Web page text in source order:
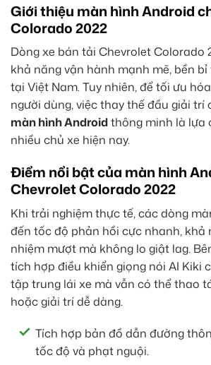
Giới thiệu màn hình Android
Colorado 2022
Dòng xe bán tải Chevrolet Colorado
khả năng vận hành mạnh mẽ, bền
tại Việt Nam. Tuy nhiên, để tối ưu
người dùng, việc thay thế đầu giải trí
màn hình Androidthông minh là lựa
nhiều chủ xe hiện nay.
Điểm nổi bật của màn hình
Chevrolet Colorado 2022
Khi trải nghiệm thực tế, các dòng
đến tốc độ phản hồi cực nhanh, khả
nhiệm mượt mà không lo giật lag.
tích hợp điều khiển giọng nói AI Kiki
tập trung lái xe mà vẫn có thể thao
hoặc giải trí dễ dàng.
Tích hợp bản đồ dẫn đường
tốc độ và phạt nguội.